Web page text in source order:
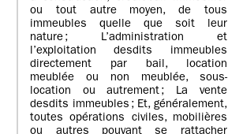
ou tout autre moyen, de tous
immeubles quelle que soit leur
nature ; L’administration et
l’exploitation desdits immeubles
directement par bail, location
meublée ou non meublée, sous-
location ou autrement ; La vente
desdits immeubles ; Et, généralement,
toutes opérations civiles, mobilières